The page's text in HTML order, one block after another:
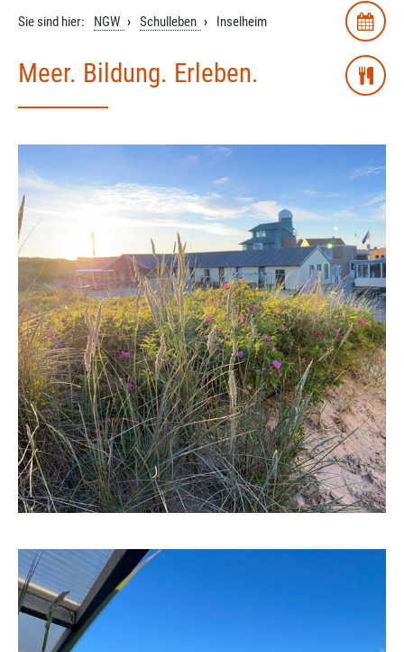
Sie sind hier: NGW Schulleben Inselheim
Meer. Bildung. Erleben.